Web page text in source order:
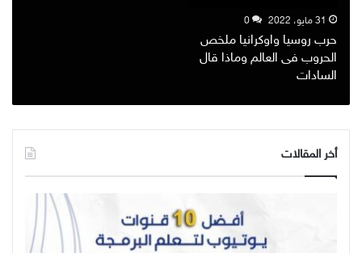
31 مايو، 2022 0
حرب روسيا واوكرانيا ملخص
الحروب فى العالم وماذا قال
السادات
أخر المقالات